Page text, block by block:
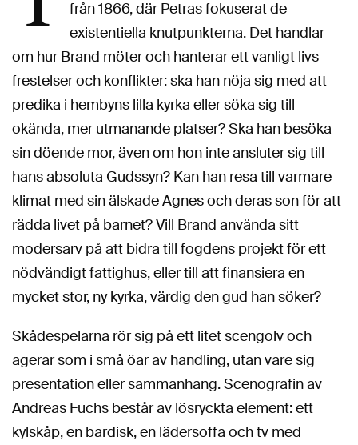
från 1866, där Petras fokuserat de
existentiella knutpunkterna. Det handlar
om hur Brand möter och hanterar ett vanligt livs
frestelser och konflikter: ska han nöja sig med att
predika i hembyns lilla kyrka eller söka sig till
okända, mer utmanande platser? Ska han besöka
sin döende mor, även om hon inte ansluter sig till
hans absoluta Gudssyn? Kan han resa till varmare
klimat med sin älskade Agnes och deras son för att
rädda livet på barnet? Vill Brand använda sitt
modersarv på att bidra till fogdens projekt för ett
nödvändigt fattighus, eller till att finansiera en
mycket stor, ny kyrka, värdig den gud han söker?
Skådespelarna rör sig på ett litet scengolv och
agerar som i små öar av handling, utan vare sig
presentation eller sammanhang. Scenografin av
Andreas Fuchs består av lösryckta element: ett
kylskåp, en bardisk, en lädersoffa och tv med